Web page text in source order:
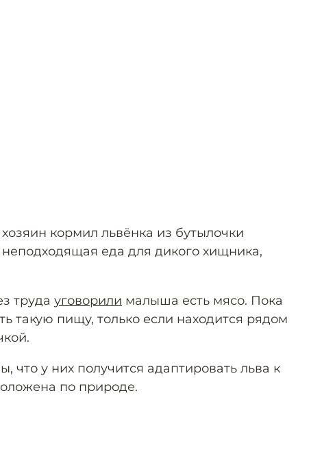
кормил львёнка из бутылочки
еда для дикого хищника,
труда уговорили малыша есть мясо. Пока
такую пищу, только если находится рядом
что у них получится адаптировать льва к
по природе.